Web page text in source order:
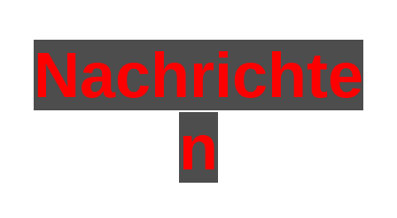
Nachrichte
n